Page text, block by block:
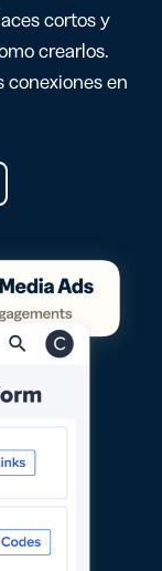
cortos y
crearlos.
conexiones en